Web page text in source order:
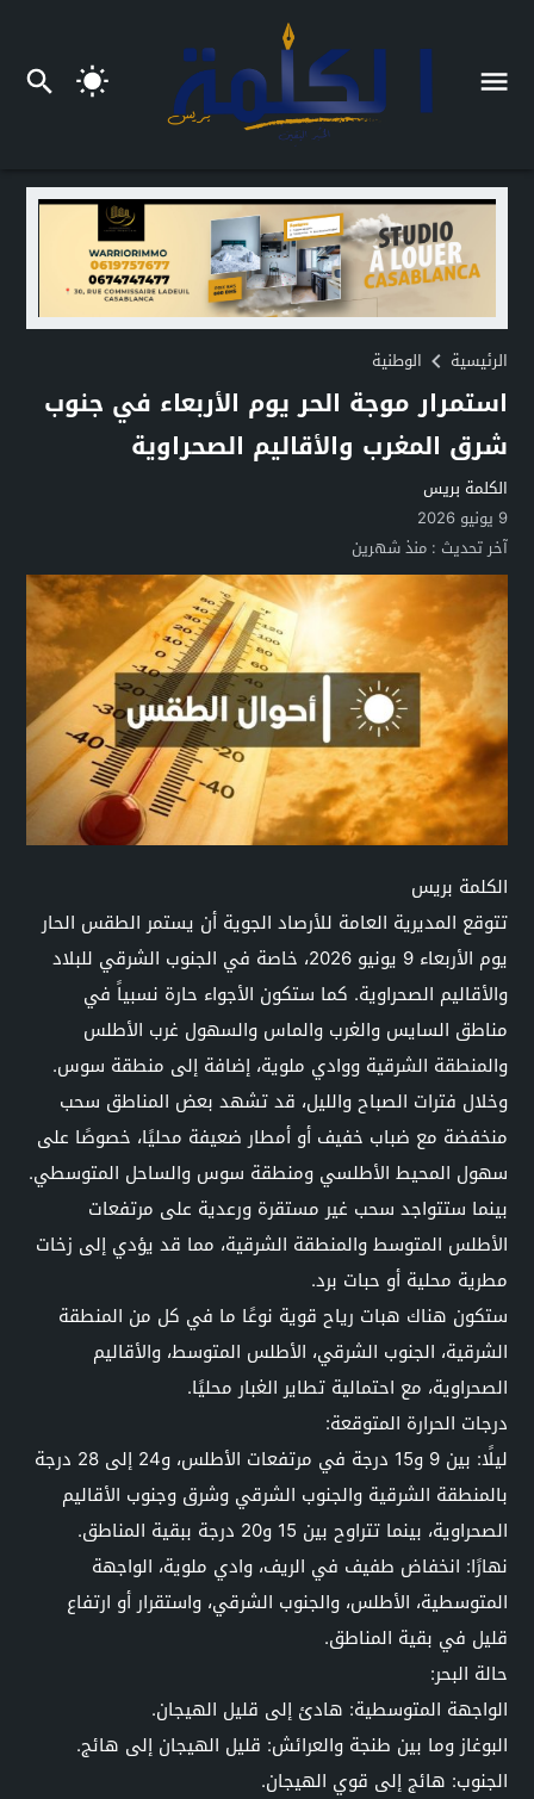
الرئيسية الوطنية
استمرار موجة الحر يوم الأربعاء في جنوب
شرق المغرب والأقاليم الصحراوية
الكلمة بريس
9 يونيو 2026
آخر تحديث :منذ شهرين
الكلمة بريس
تتوقع المديرية العامة للأرصاد الجوية أن يستمر الطقس الحار
يوم الأربعاء 9 يونيو 2026، خاصة في الجنوب الشرقي للبلاد
والأقاليم الصحراوية. كما ستكون الأجواء حارة نسبياً في
مناطق السايس والغرب والماس والسهول غرب الأطلس
والمنطقة الشرقية ووادي ملوية، إضافة إلى منطقة سوس.
وخلال فترات الصباح والليل، قد تشهد بعض المناطق سحب
منخفضة مع ضباب خفيف أو أمطار ضعيفة محليًا، خصوصًا على
سهول المحيط الأطلسي ومنطقة سوس والساحل المتوسطي.
بينما ستتواجد سحب غير مستقرة ورعدية على مرتفعات
الأطلس المتوسط والمنطقة الشرقية، مما قد يؤدي إلى زخات
مطرية محلية أو حبات برد.
ستكون هناك هبات رياح قوية نوعًا ما في كل من المنطقة
الشرقية، الجنوب الشرقي، الأطلس المتوسط، والأقاليم
الصحراوية، مع احتمالية تطاير الغبار محليًا.
درجات الحرارة المتوقعة:
ليلًا: بين 9 و15 درجة في مرتفعات الأطلس، و24 إلى 28 درجة
بالمنطقة الشرقية والجنوب الشرقي وشرق وجنوب الأقاليم
الصحراوية، بينما تتراوح بين 15 و20 درجة ببقية المناطق.
نهارًا: انخفاض طفيف في الريف، وادي ملوية، الواجهة
المتوسطية، الأطلس، والجنوب الشرقي، واستقرار أو ارتفاع
قليل في بقية المناطق.
حالة البحر:
الواجهة المتوسطية: هادئ إلى قليل الهيجان.
البوغاز وما بين طنجة والعرائش: قليل الهيجان إلى هائج.
الجنوب: هائج إلى قوي الهيجان.